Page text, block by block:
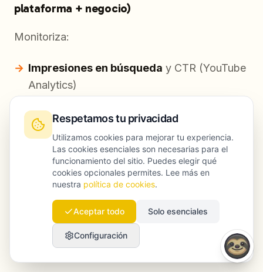
plataforma + negocio)
Monitoriza:
Impresiones en búsqueda y CTR (YouTube
Analytics)
Retención de audiencia
timestamps de caída)
Tráfico de vídeos sugeridos(¿YouTube te
recomienda?)
Visitas al perfil y clics en enlaces
Conversiones asistidas(UTMs + GA4)
Calidad del lead(formularios, demos, inicios
Respetamos tu privacidad
Utilizamos cookies para mejorar tu experiencia.
Las cookies esenciales son necesarias para el
funcionamiento del sitio. Puedes elegir qué
cookies opcionales permites. Lee más en
nuestra política de cookies.
Aceptar todo Solo esenciales
Configuración